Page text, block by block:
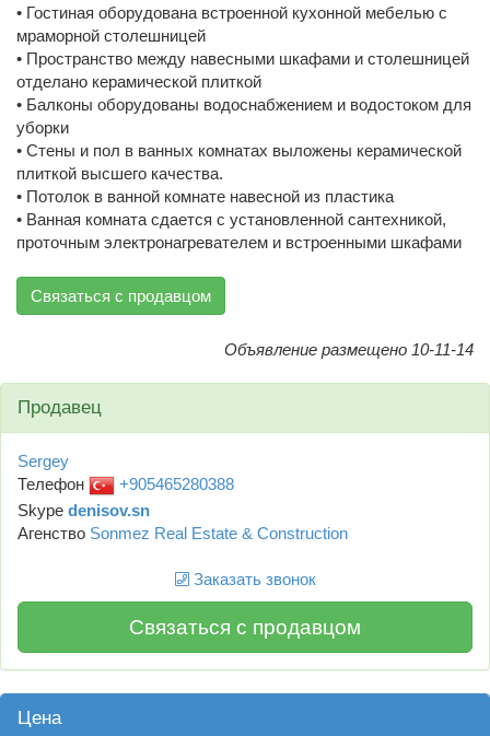
• Гостиная оборудована встроенной кухонной мебелью с
мраморной столешницей
• Пространство между навесными шкафами и столешницей
отделано керамической плиткой
• Балконы оборудованы водоснабжением и водостоком для
уборки
• Стены и пол в ванных комнатах выложены керамической
плиткой высшего качества.
• Потолок в ванной комнате навесной из пластика
• Ванная комната сдается с установленной сантехникой,
проточным электронагревателем и встроенными шкафами
Связаться с продавцом
Объявление размещено 10-11-14
Продавец
Sergey
Телефон
+905465280388
Skype denisov.sn
Агенство Sonmez Real Estate & Construction
Заказать звонок
Связаться с продавцом
Цена